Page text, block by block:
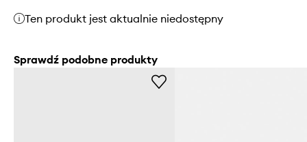
Ten produkt jest aktualnie niedostępny
Sprawdź podobne produkty